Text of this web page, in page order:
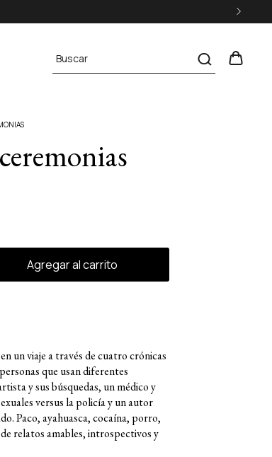
un viaje a través de cuatro crónicas
que usan diferentes
y sus búsquedas, un médico y
versus la policía y un autor
Paco, ayahuasca, cocaína, porro,
relatos amables, introspectivos y